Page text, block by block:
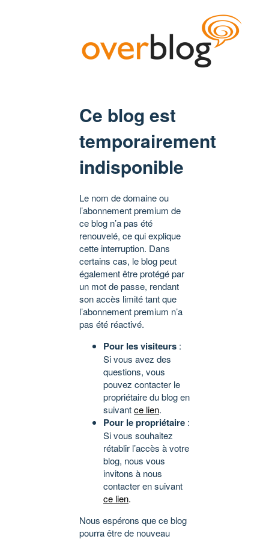
Ce blog est
temporairement
indisponible
Le nom de domaine ou
l’abonnement premium de
ce blog n’a pas été
renouvelé, ce qui explique
cette interruption. Dans
certains cas, le blog peut
également être protégé par
un mot de passe, rendant
son accès limité tant que
l’abonnement premium n’a
pas été réactivé.
Pour les visiteurs :
Si vous avez des
questions, vous
pouvez contacter le
propriétaire du blog en
suivantce lien.
Pour le propriétaire :
Si vous souhaitez
rétablir l’accès à votre
blog, nous vous
invitons à nous
contacter en suivant
ce lien.
Nous espérons que ce blog
pourra être de nouveau